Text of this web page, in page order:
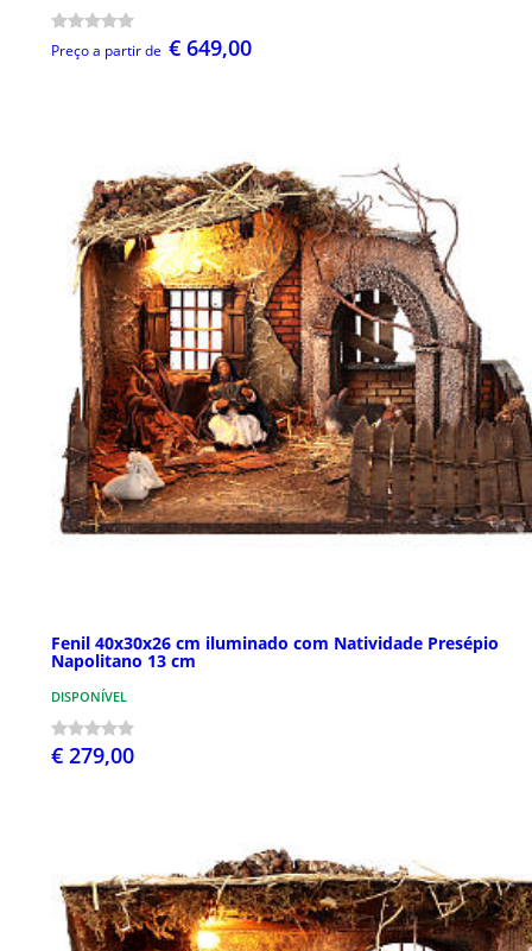
Preço a partir de € 649,00
Fenil 40x30x26 cm iluminado com Natividade Presépio
Napolitano 13 cm
DISPONÍVEL
€ 279,00